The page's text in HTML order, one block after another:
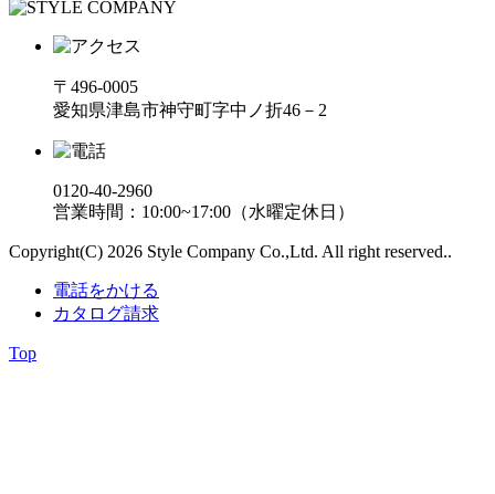
〒496-0005
愛知県津島市神守町字中ノ折46－2
0120-40-2960
営業時間：10:00~17:00（水曜定休日）
Copyright(C) 2026 Style Company Co.,Ltd. All right reserved..
電話をかける
カタログ請求
Top